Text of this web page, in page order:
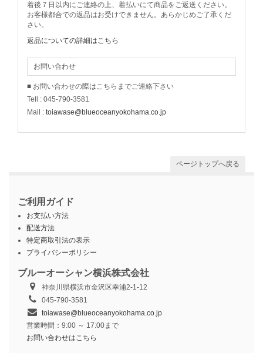
着後７日以内にご連絡の上、着払いにて商品をご返送ください。
お客様都合での返品はお受けできません。あらかじめご了承くだ
さい。
返品についての詳細はこちら
お問い合わせ
■ お問い合わせの際はこちらまでご連絡下さい
Tell : 045-790-3581
Mail : toiawase@blueoceanyokohama.co.jp
ページトップへ戻る
ご利用ガイド
お支払い方法
配送方法
特定商取引法の表示
プライバシーポリシー
ブルーオーシャン横浜株式会社
神奈川県横浜市金沢区幸浦2-1-12
045-790-3581
toiawase@blueoceanyokohama.co.jp
営業時間：9:00 ～ 17:00まで
お問い合わせはこちら